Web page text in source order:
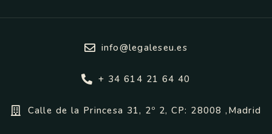
info@legaleseu.es
+ 34 614 21 64 40
Calle de la Princesa 31, 2º 2, CP: 28008 ,Madrid